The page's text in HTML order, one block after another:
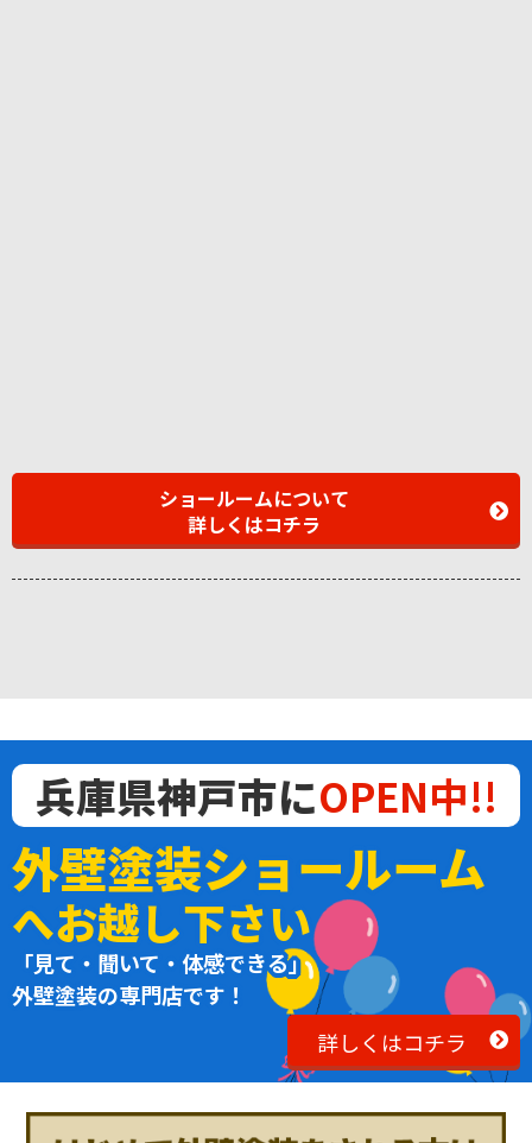
ショールームについて
詳しくはコチラ
兵庫県神戸市にOPEN中!!
外壁塗装ショールーム
へお越し下さい
「見て・聞いて・体感できる」
外壁塗装の専門店です！
詳しくはコチラ